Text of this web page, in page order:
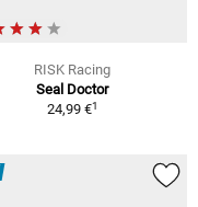
RISK Racing
Seal Doctor
24,99 €1